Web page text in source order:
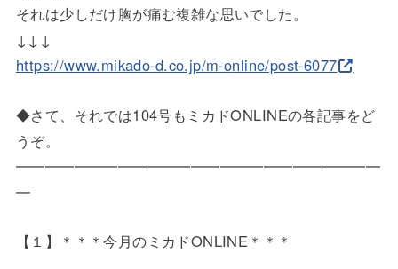
それは少しだけ胸が痛む複雑な思いでした。
↓↓↓
https://www.mikado-d.co.jp/m-online/post-6077
◆さて、それでは104号もミカドONLINEの各記事をど
うぞ。
━━━━━━━━━━━━━━━━━━━━━━━━━
━
【１】＊＊＊今月のミカドONLINE＊＊＊